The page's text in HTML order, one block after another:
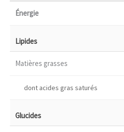
Énergie
Lipides
Matières grasses
dont acides gras saturés
Glucides